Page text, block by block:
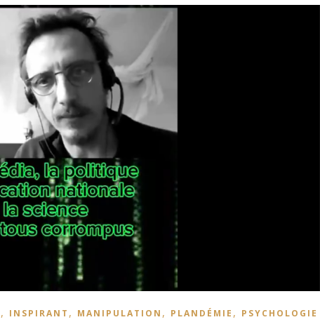
, INSPIRANT , MANIPULATION , PLANDÉMIE , PSYCHOLOGIE